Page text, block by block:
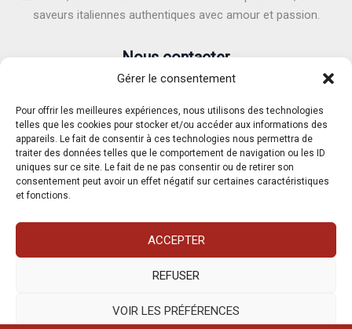
Gérer le consentement
Pour offrir les meilleures expériences, nous utilisons des technologies
telles que les cookies pour stocker et/ou accéder aux informations des
appareils. Le fait de consentir à ces technologies nous permettra de
traiter des données telles que le comportement de navigation ou les ID
uniques sur ce site. Le fait de ne pas consentir ou de retirer son
consentement peut avoir un effet négatif sur certaines caractéristiques
et fonctions.
ACCEPTER
REFUSER
VOIR LES PRÉFÉRENCES
saveurs italiennes authentiques avec amour et passion.
Nous contacter
E-mail :pizzatoto40@gmail.com
Téléphone : 05.58.90.82.71/07.62.37.04.91
Condition Générales de Vente
Politique de cookies (UE)